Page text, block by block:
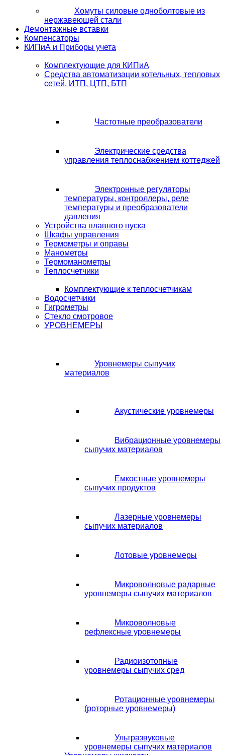
Хомуты силовые одноболтовые из
нержавеющей стали
Демонтажные вставки
Компенсаторы
КИПиА и Приборы учета
Комплектующие для КИПиА
Средства автоматизации котельных, тепловых
сетей, ИТП, ЦТП, БТП
Частотные преобразователи
Электрические средства
управления теплоснабжением коттеджей
Электронные регуляторы
температуры, контроллеры, реле
температуры и преобразователи
давления
Устройства плавного пуска
Шкафы управления
Термометры и оправы
Манометры
Термоманометры
Теплосчетчики
Комплектующие к теплосчетчикам
Водосчетчики
Гигрометры
Стекло смотровое
УРОВНЕМЕРЫ
Уровнемеры сыпучих
материалов
Акустические уровнемеры
Вибрационные уровнемеры
сыпучих материалов
Емкостные уровнемеры
сыпучих продуктов
Лазерные уровнемеры
сыпучих материалов
Лотовые уровнемеры
Микроволновые радарные
уровнемеры сыпучих материалов
Микроволновые
рефлексные уровнемеры
Радиоизотопные
уровнемеры сыпучих сред
Ротационные уровнемеры
(роторные уровнемеры)
Ультразвуковые
уровнемеры сыпучих материалов